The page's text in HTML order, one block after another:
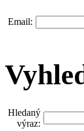
Email:
Hledaný
výraz: